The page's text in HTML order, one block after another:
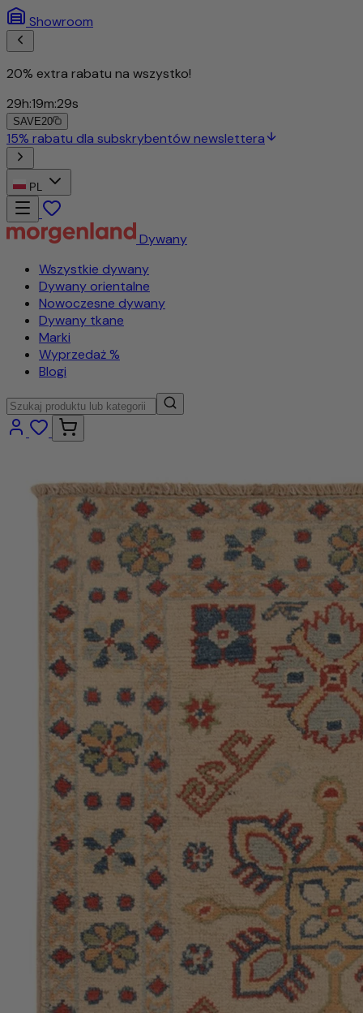
Showroom
20% extra rabatu na wszystko!
29h:19m:27s
SAVE20
PL
Dywany
Wszystkie dywany
Dywany orientalne
Nowoczesne dywany
Dywany tkane
Marki
Wyprzedaż %
Blogi